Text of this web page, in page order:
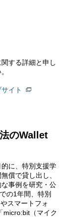
する詳細と申し
イト
のWallet
に、特別支援学
償で貸し出し、
事例を研究・公
の1年間、特別
スマートフォ
micro:bit（マイク